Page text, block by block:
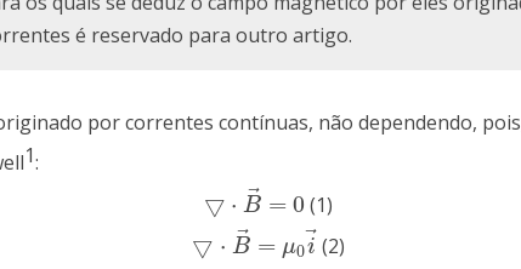
é reservado para outro artigo.
por correntes contínuas, não dependendo,
1:
▽ ⋅ B⃗ = 0
▽⋅B →= 0 (1)
▽ ⋅ B⃗ = μ0i⃗
▽⋅ B →= μ0 i→
(2)